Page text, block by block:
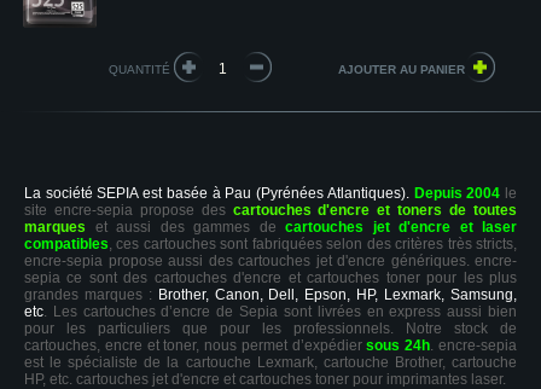
QUANTITÉ
La société SEPIA est basée à Pau (Pyrénées Atlantiques). Depuis 2004 le
site encre-sepia propose des cartouches d'encre et toners de toutes
marques et aussi des gammes de cartouches jet d'encre et laser
compatibles, ces cartouches sont fabriquées selon des critères très stricts,
encre-sepia propose aussi des cartouches jet d'encre génériques. encre-
sepia ce sont des cartouches d'encre et cartouches toner pour les plus
grandes marques : Brother, Canon, Dell, Epson, HP, Lexmark, Samsung,
etc. Les cartouches d’encre de Sepia sont livrées en express aussi bien
pour les particuliers que pour les professionnels. Notre stock de
cartouches, encre et toner, nous permet d’expédiersous 24h. encre-sepia
est le spécialiste de la cartouche Lexmark, cartouche Brother, cartouche
HP, etc. cartouches jet d'encre et cartouches toner pour imprimantes laser.